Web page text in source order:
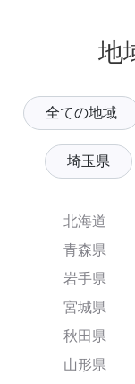
地
全ての地域
埼玉県
北海道
青森県
岩手県
宮城県
秋田県
山形県